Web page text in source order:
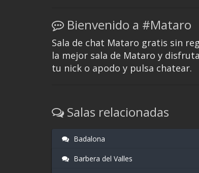
Bienvenido a #Mataro
Sala de chat Mataro gratis sin
la mejor sala de Mataro y
tu nick o apodo y pulsa chatear.
Salas relacionadas
Badalona
Barbera del Valles